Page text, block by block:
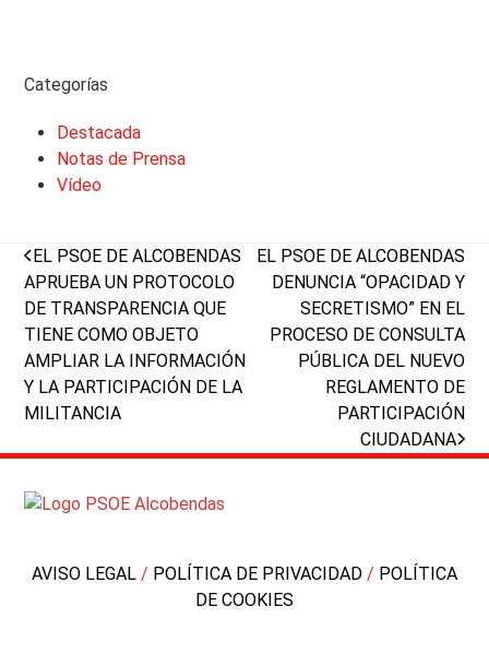
Categorías
Destacada
Notas de Prensa
Vídeo
previous
post:
EL PSOE DE ALCOBENDAS
APRUEBA UN PROTOCOLO
DE TRANSPARENCIA QUE
TIENE COMO OBJETO
AMPLIAR LA INFORMACIÓN
Y LA PARTICIPACIÓN DE LA
MILITANCIA
next
post:
EL PSOE DE ALCOBENDAS
DENUNCIA “OPACIDAD Y
SECRETISMO” EN EL
PROCESO DE CONSULTA
PÚBLICA DEL NUEVO
REGLAMENTO DE
PARTICIPACIÓN
CIUDADANA
AVISO LEGAL / POLÍTICA DE PRIVACIDAD / POLÍTICA
DE COOKIES